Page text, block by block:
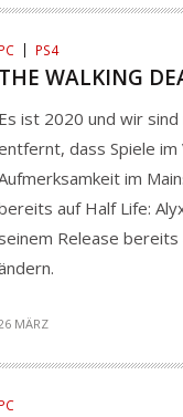
PS4
WALKING
ist 2020 und wir
dass Spiele
im
auf Half Life:
Release bereits
MÄRZ